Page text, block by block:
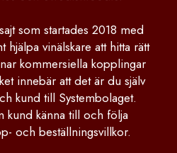
som startades 2018 med
hjälpa vinälskare att hitta rätt
kommersiella kopplingar
innebär att det är du själv
kund till Systembolaget.
kund känna till och följa
och beställningsvillkor.